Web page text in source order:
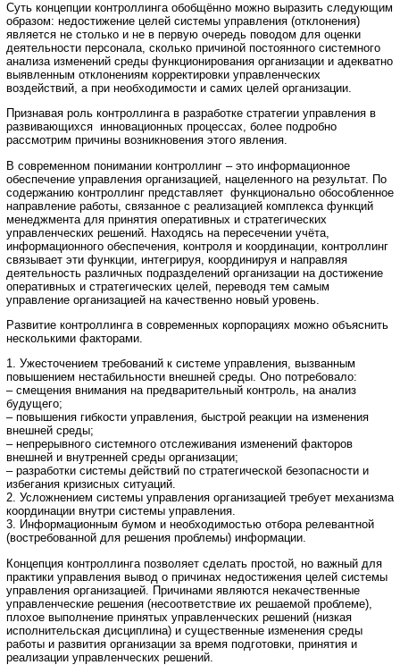
Суть концепции контроллинга обобщённо можно выразить следующим
образом: недостижение целей системы управления (отклонения)
является не столько и не в первую очередь поводом для оценки
деятельности персонала, сколько причиной постоянного системного
анализа изменений среды функционирования организации и адекватно
выявленным отклонениям корректировки управленческих
воздействий, а при необходимости и самих целей организации.
Признавая роль контроллинга в разработке стратегии управления в
развивающихся инновационных процессах, более подробно
рассмотрим причины возникновения этого явления.
В современном понимании контроллинг – это информационное
обеспечение управления организацией, нацеленного на результат. По
содержанию контроллинг представляет функционально обособленное
направление работы, связанное с реализацией комплекса функций
менеджмента для принятия оперативных и стратегических
управленческих решений. Находясь на пересечении учёта,
информационного обеспечения, контроля и координации, контроллинг
связывает эти функции, интегрируя, координируя и направляя
деятельность различных подразделений организации на достижение
оперативных и стратегических целей, переводя тем самым
управление организацией на качественно новый уровень.
Развитие контроллинга в современных корпорациях можно объяснить
несколькими факторами.
1. Ужесточением требований к системе управления, вызванным
повышением нестабильности внешней среды. Оно потребовало:
– смещения внимания на предварительный контроль, на анализ
будущего;
– повышения гибкости управления, быстрой реакции на изменения
внешней среды;
– непрерывного системного отслеживания изменений факторов
внешней и внутренней среды организации;
– разработки системы действий по стратегической безопасности и
избегания кризисных ситуаций.
2. Усложнением системы управления организацией требует механизма
координации внутри системы управления.
3. Информационным бумом и необходимостью отбора релевантной
(востребованной для решения проблемы) информации.
Концепция контроллинга позволяет сделать простой, но важный для
практики управления вывод о причинах недостижения целей системы
управления организацией. Причинами являются некачественные
управленческие решения (несоответствие их решаемой проблеме),
плохое выполнение принятых управленческих решений (низкая
исполнительская дисциплина) и существенные изменения среды
работы и развития организации за время подготовки, принятия и
реализации управленческих решений.